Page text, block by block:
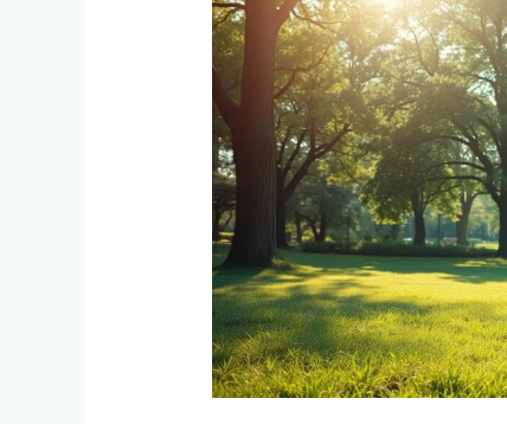
para
Manejar
el
Asma
de
Forma
Efectiva